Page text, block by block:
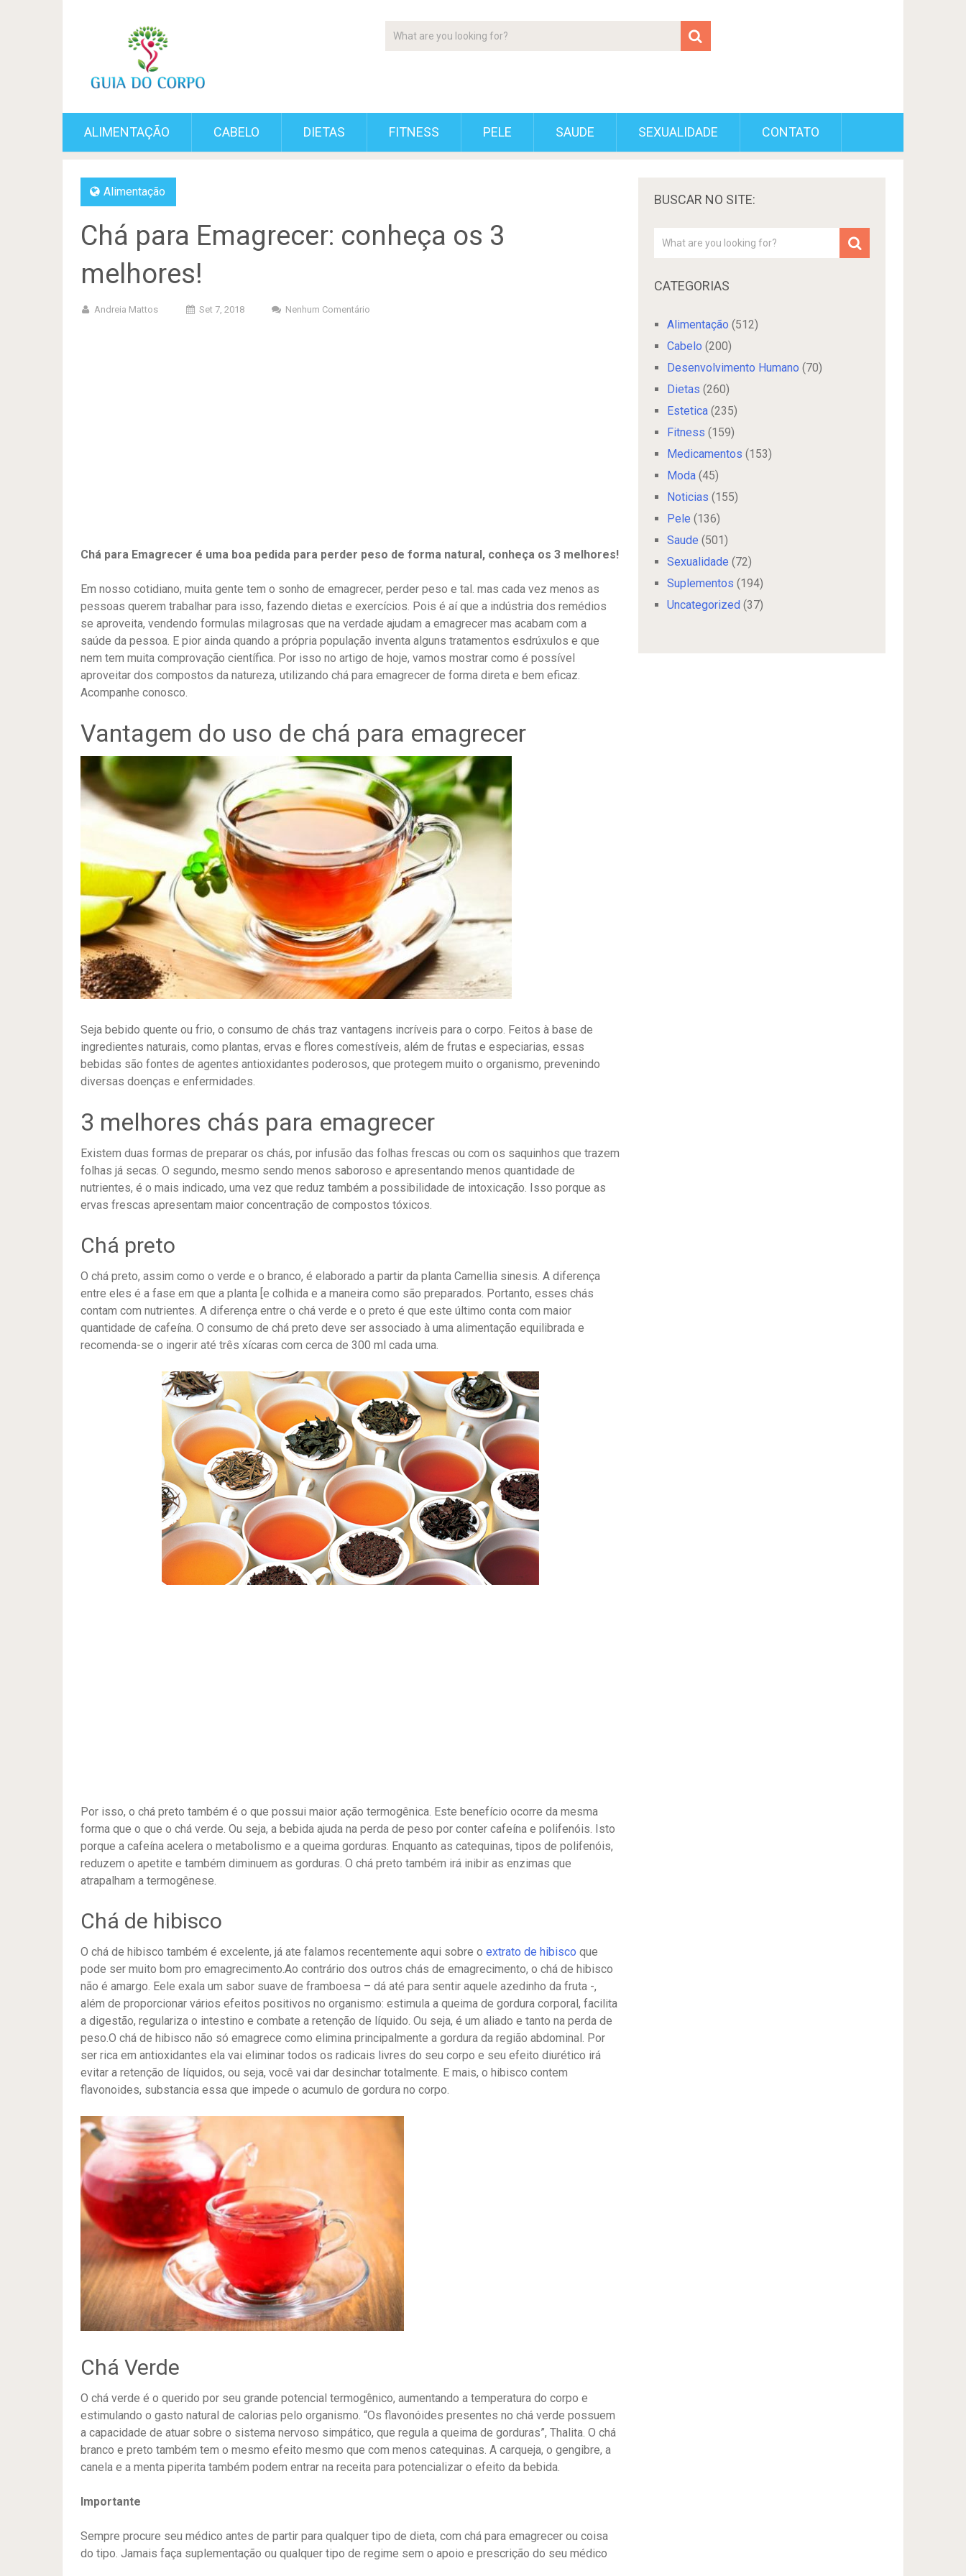
ALIMENTAÇÃO CABELO DIETAS FITNESS PELE SAUDE SEXUALIDADE CONTATO
Alimentação
Chá para Emagrecer: conheça os 3
melhores!
Andreia Mattos Set 7, 2018 Nenhum Comentário
Chá para Emagrecer é uma boa pedida para perder peso de forma natural, conheça os 3 melhores!
Em nosso cotidiano, muita gente tem o sonho de emagrecer, perder peso e tal. mas cada vez menos as
pessoas querem trabalhar para isso, fazendo dietas e exercícios. Pois é aí que a indústria dos remédios
se aproveita, vendendo formulas milagrosas que na verdade ajudam a emagrecer mas acabam com a
saúde da pessoa. E pior ainda quando a própria população inventa alguns tratamentos esdrúxulos e que
nem tem muita comprovação científica. Por isso no artigo de hoje, vamos mostrar como é possível
aproveitar dos compostos da natureza, utilizando chá para emagrecer de forma direta e bem eficaz.
Acompanhe conosco.
Vantagem do uso de chá para emagrecer
Seja bebido quente ou frio, o consumo de chás traz vantagens incríveis para o corpo. Feitos à base de
ingredientes naturais, como plantas, ervas e flores comestíveis, além de frutas e especiarias, essas
bebidas são fontes de agentes antioxidantes poderosos, que protegem muito o organismo, prevenindo
diversas doenças e enfermidades.
3 melhores chás para emagrecer
Existem duas formas de preparar os chás, por infusão das folhas frescas ou com os saquinhos que trazem
folhas já secas. O segundo, mesmo sendo menos saboroso e apresentando menos quantidade de
nutrientes, é o mais indicado, uma vez que reduz também a possibilidade de intoxicação. Isso porque as
ervas frescas apresentam maior concentração de compostos tóxicos.
Chá preto
O chá preto, assim como o verde e o branco, é elaborado a partir da planta Camellia sinesis. A diferença
entre eles é a fase em que a planta [e colhida e a maneira como são preparados. Portanto, esses chás
contam com nutrientes. A diferença entre o chá verde e o preto é que este último conta com maior
quantidade de cafeína. O consumo de chá preto deve ser associado à uma alimentação equilibrada e
recomenda-se o ingerir até três xícaras com cerca de 300 ml cada uma.
Por isso, o chá preto também é o que possui maior ação termogênica. Este benefício ocorre da mesma
forma que o que o chá verde. Ou seja, a bebida ajuda na perda de peso por conter cafeína e polifenóis. Isto
porque a cafeína acelera o metabolismo e a queima gorduras. Enquanto as catequinas, tipos de polifenóis,
reduzem o apetite e também diminuem as gorduras. O chá preto também irá inibir as enzimas que
atrapalham a termogênese.
Chá de hibisco
O chá de hibisco também é excelente, já ate falamos recentemente aqui sobre o extrato de hibisco que
pode ser muito bom pro emagrecimento.Ao contrário dos outros chás de emagrecimento, o chá de hibisco
não é amargo. Eele exala um sabor suave de framboesa – dá até para sentir aquele azedinho da fruta -,
além de proporcionar vários efeitos positivos no organismo: estimula a queima de gordura corporal, facilita
a digestão, regulariza o intestino e combate a retenção de líquido. Ou seja, é um aliado e tanto na perda de
peso.O chá de hibisco não só emagrece como elimina principalmente a gordura da região abdominal. Por
ser rica em antioxidantes ela vai eliminar todos os radicais livres do seu corpo e seu efeito diurético irá
evitar a retenção de líquidos, ou seja, você vai dar desinchar totalmente. E mais, o hibisco contem
flavonoides, substancia essa que impede o acumulo de gordura no corpo.
Chá Verde
O chá verde é o querido por seu grande potencial termogênico, aumentando a temperatura do corpo e
estimulando o gasto natural de calorias pelo organismo. “Os flavonóides presentes no chá verde possuem
a capacidade de atuar sobre o sistema nervoso simpático, que regula a queima de gorduras”, Thalita. O chá
branco e preto também tem o mesmo efeito mesmo que com menos catequinas. A carqueja, o gengibre, a
canela e a menta piperita também podem entrar na receita para potencializar o efeito da bebida.
Importante
Sempre procure seu médico antes de partir para qualquer tipo de dieta, com chá para emagrecer ou coisa
do tipo. Jamais faça suplementação ou qualquer tipo de regime sem o apoio e prescrição do seu médico
BUSCAR NO SITE:
CATEGORIAS
Alimentação (512)
Cabelo (200)
Desenvolvimento Humano (70)
Dietas (260)
Estetica (235)
Fitness (159)
Medicamentos (153)
Moda (45)
Noticias (155)
Pele (136)
Saude (501)
Sexualidade (72)
Suplementos (194)
Uncategorized (37)